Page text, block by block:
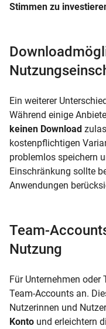
Stimmen zu
Ein weiterer
Während einige
keinen Download
kostenpflichtigen
problemlos speichern
Einschränkung sollte
Anwendungen
Team-
Nutzung
Für Unternehmen oder
Team-Accounts an.
Nutzerinnen und
Konto und erleichtern